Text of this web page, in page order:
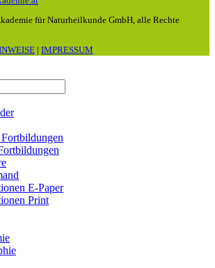
für Naturheilkunde GmbH, alle Rechte
| IMPRESSUM
Fortbildungen
E-Paper
Print